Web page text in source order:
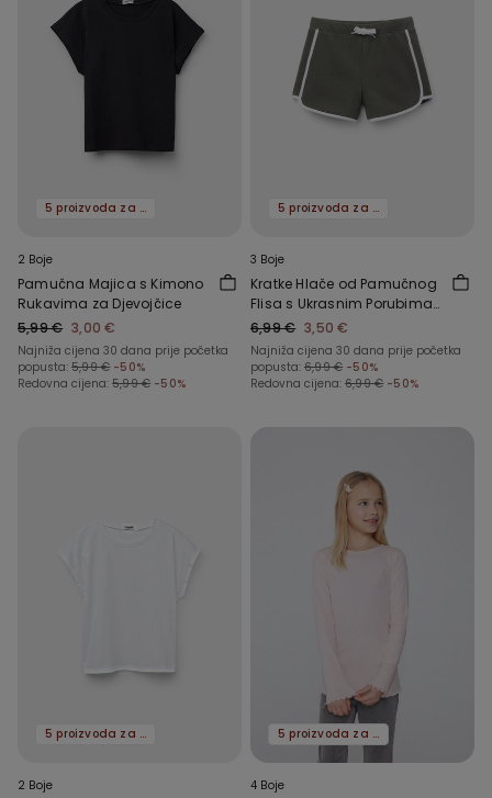
5 proizvoda za -70%
2 Boje
Pamučna Majica s Kimono
Rukavima za Djevojčice
5,99 € 3,00 €
Najniža cijena 30 dana prije početka
popusta: 5,99 € -50%
Redovna cijena: 5,99 € -50%
5 proizvoda za -70%
3 Boje
Kratke Hlače od Pamučnog
Flisa s Ukrasnim Porubima
za Djevojčice
6,99 € 3,50 €
Najniža cijena 30 dana prije početka
popusta: 6,99 € -50%
Redovna cijena: 6,99 € -50%
5 proizvoda za -70%
2 Boje
5 proizvoda za -70%
4 Boje